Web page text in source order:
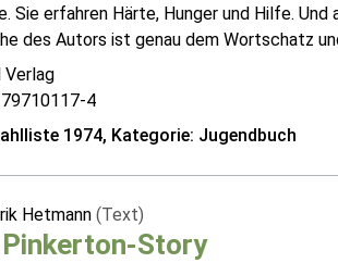
Sie erfahren Härte, Hunger und Hilfe. Und
des Autors ist genau dem Wortschatz
Verlag
4
1974, Kategorie: Jugendbuch
Hetmann (Text)
Pinkerton-Story